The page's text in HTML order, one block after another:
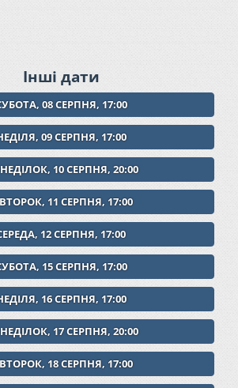
Інші дати
08 СЕРПНЯ, 17:00
09 СЕРПНЯ, 17:00
10 СЕРПНЯ, 20:00
11 СЕРПНЯ, 17:00
12 СЕРПНЯ, 17:00
15 СЕРПНЯ, 17:00
16 СЕРПНЯ, 17:00
17 СЕРПНЯ, 20:00
18 СЕРПНЯ, 17:00